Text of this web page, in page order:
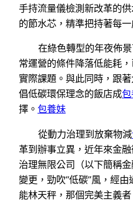
手持流量儀檢測新改革的
的節水芯，精準把持著每
在綠色轉型的年夜佈
常運營的條件降落低能耗
實際課題。與此同時，跟
倡低碳環保理念的飯店成
擇。 包養妹
從動力治理到放棄物減
革到辦事立異，近年來金
治理無限公司（以下簡稱
變更，勁吹“低碳”風，經
能林天秤，那個完美主義